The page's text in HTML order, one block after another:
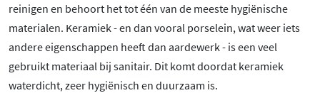
reinigen en behoort het tot één van de meeste hygiënische
materialen. Keramiek - en dan vooral porselein, wat weer iets
andere eigenschappen heeft dan aardewerk - is een veel
gebruikt materiaal bij sanitair. Dit komt doordat keramiek
waterdicht, zeer hygiënisch en duurzaam is.